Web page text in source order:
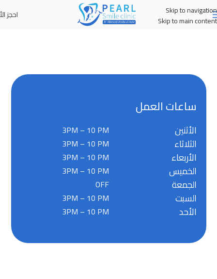
Skip to navigation
Skip to main content
MENU احجز
ساعات العمل
3PM – 10 PM الأثنين
3PM – 10 PM الثلاثاء
3PM – 10 PM الأربعاء
3PM – 10 PM الخميس
OFF الجمعة
3PM – 10 PM السبت
3PM – 10 PM الأحد